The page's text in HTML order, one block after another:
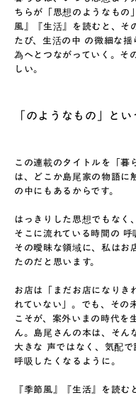
ちらが「思想のようなもの
風』『生活』を読むと、そ
たび、生活の中 の微細な
為へとつながっていく。そ
しい。
「のようなもの」と
この連載のタイトルを「暮
は、どこか島尾家の物語に
の中にもあるからです。
はっきりした思想でもなく
そこに流れている時間の 呼
その曖昧な領域に、私はお
たのだと思います。
お店は「まだお店になりき
れていない」。でも、その
こそが、案外いまの時代を
ん。島尾さんの本は、そん
大きな 声ではなく、気配
呼吸したくなるように。
『季節風』『生活』を読